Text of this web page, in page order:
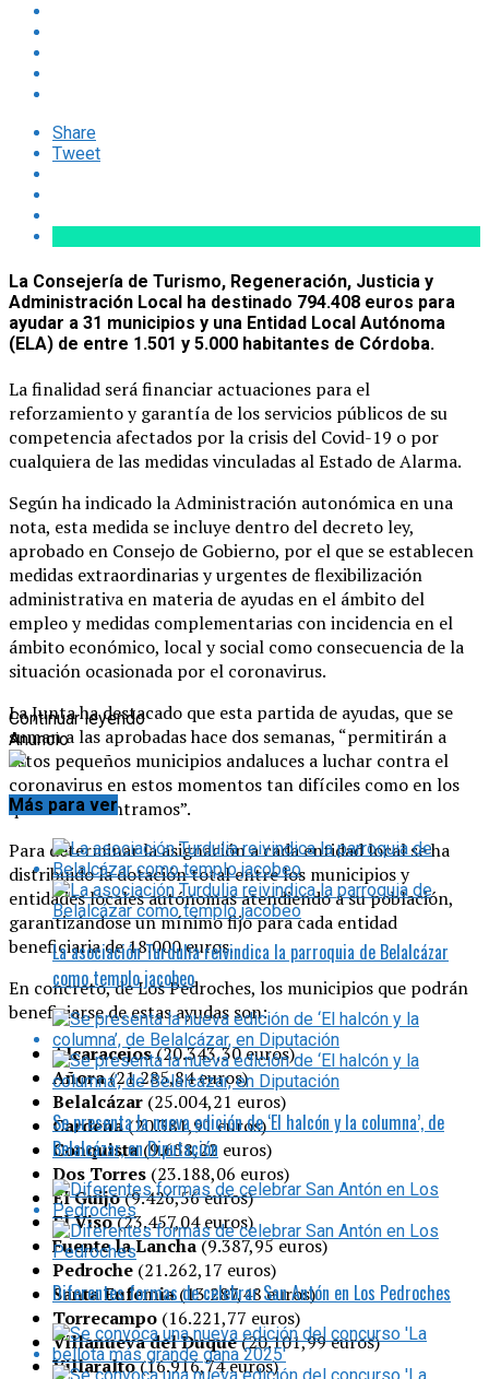
Share
Tweet
La Consejería de Turismo, Regeneración, Justicia y
Administración Local ha destinado 794.408 euros para
ayudar a 31 municipios y una Entidad Local Autónoma
(ELA) de entre 1.501 y 5.000 habitantes de Córdoba.
La finalidad será financiar actuaciones para el
reforzamiento y garantía de los servicios públicos de su
competencia afectados por la crisis del Covid-19 o por
cualquiera de las medidas vinculadas al Estado de Alarma.
Según ha indicado la Administración autonómica en una
nota, esta medida se incluye dentro del decreto ley,
aprobado en Consejo de Gobierno, por el que se establecen
medidas extraordinarias y urgentes de flexibilización
administrativa en materia de ayudas en el ámbito del
empleo y medidas complementarias con incidencia en el
ámbito económico, local y social como consecuencia de la
situación ocasionada por el coronavirus.
La Junta ha destacado que esta partida de ayudas, que se
suman a las aprobadas hace dos semanas, “permitirán a
estos pequeños municipios andaluces a luchar contra el
coronavirus en estos momentos tan difíciles como en los
que nos encontramos”.
Para determinar la asignación a cada entidad local se ha
distribuido la dotación total entre los municipios y
entidades locales autónomas atendiendo a su población,
garantizándose un mínimo fijo para cada entidad
beneficiaria de 18.000 euros.
En concreto, de Los Pedroches, los municipios que podrán
beneficiarse de estas ayudas son:
Alcaracejos(20.343,30 euros)
Añora(21.285,84 euros)
Belalcázar (25.004,21 euros)
Cardeña(20.381,91 euros)
Conquista(9.658,22 euros)
Dos Torres (23.188,06 euros)
El Guijo(9.426,56 euros)
El Viso(23.457,04 euros)
Fuente la Lancha(9.387,95 euros)
Pedroche (21.262,17 euros)
Santa Eufemia(13.287,48 euros)
Torrecampo (16.221,77 euros)
Villanueva del Duque(20.101,99 euros)
Villaralto(16.916,74 euros)
Continuar leyendo
Anuncio
Más para ver
La asociación Turdulia reivindica la parroquia de Belalcázar
como templo jacobeo
Se presenta la nueva edición de ‘El halcón y la columna’, de
Belalcázar, en Diputación
Diferentes formas de celebrar San Antón en Los Pedroches